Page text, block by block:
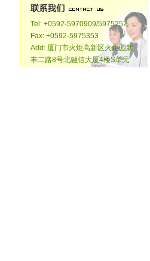
Tel: +0592-5970909/5975252
Fax: +0592-5975353
Add: 厦门市火炬高新区火炬园新
丰二路8号北融信大厦4楼S单元